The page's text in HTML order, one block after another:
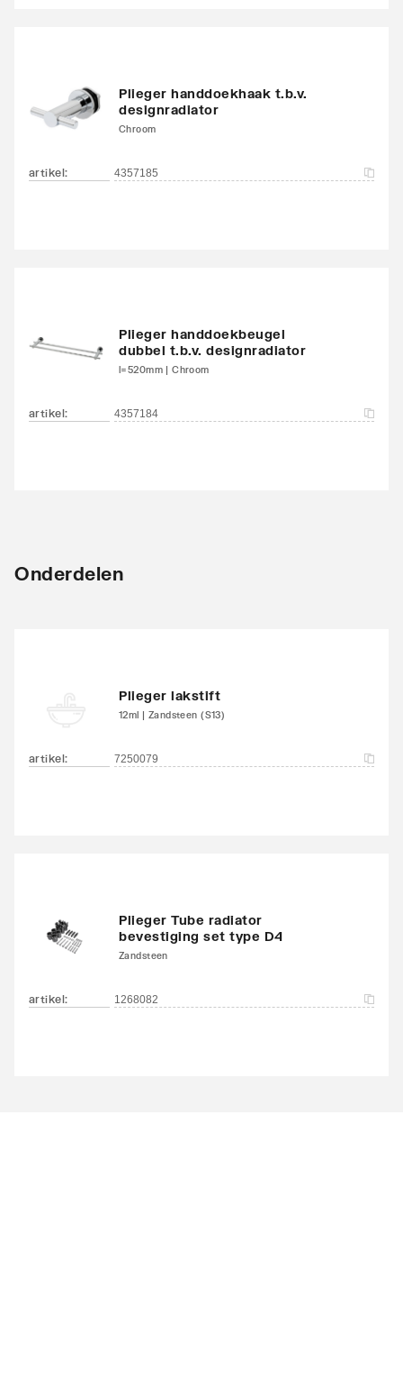
Plieger handdoekhaak t.b.v.
designradiator
Chroom
artikel: 4357185
Plieger handdoekbeugel
dubbel t.b.v. designradiator
l=520mm | Chroom
artikel: 4357184
Onderdelen
Plieger lakstift
12ml | Zandsteen (S13)
artikel: 7250079
Plieger Tube radiator
bevestiging set type D4
Zandsteen
artikel: 1268082